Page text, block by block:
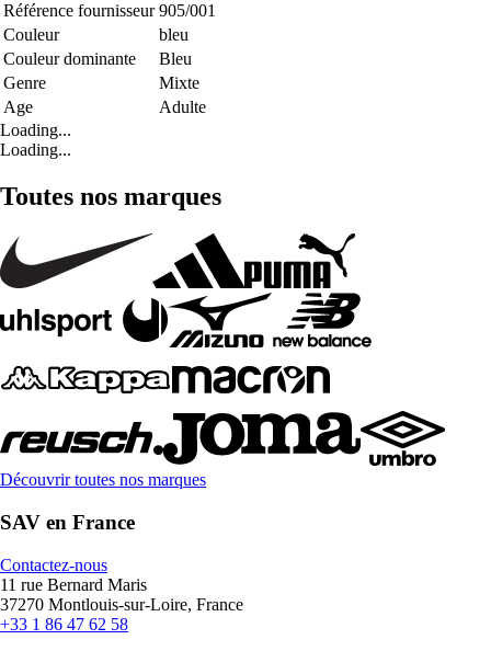
Référence fournisseur 905/001
Couleur
bleu
Couleur dominante
Bleu
Genre
Mixte
Age
Adulte
Loading...
Loading...
Toutes nos marques
Découvrir toutes nos marques
SAV en France
Contactez-nous
11 rue Bernard Maris
37270 Montlouis-sur-Loire, France
+33 1 86 47 62 58